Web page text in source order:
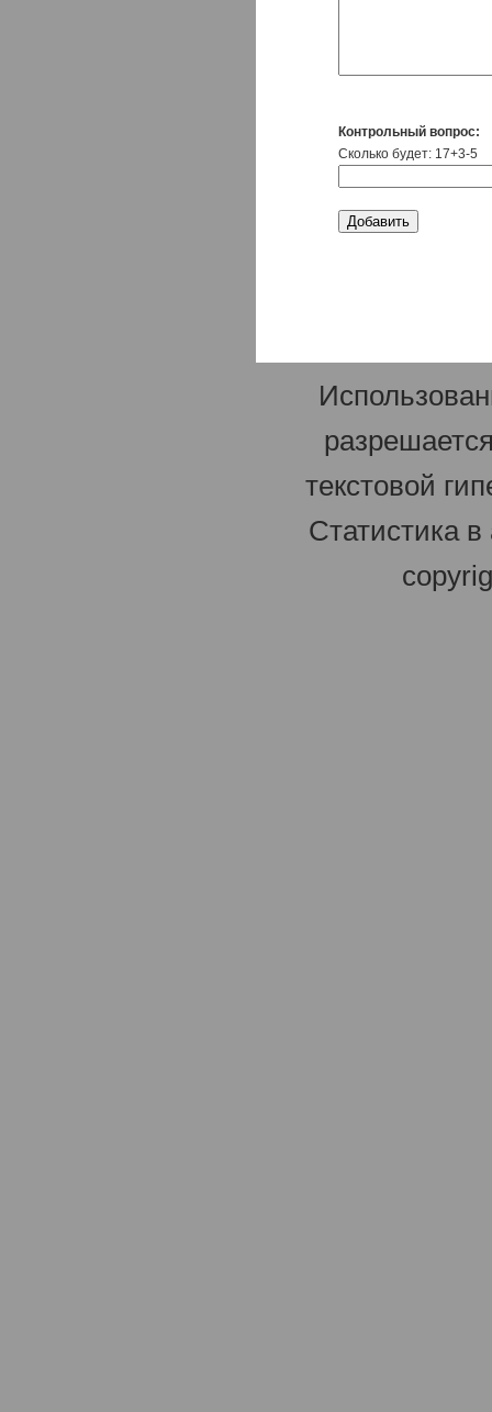
Контрольный вопрос:
Сколько будет: 17+3-5
текстовой
Статистика